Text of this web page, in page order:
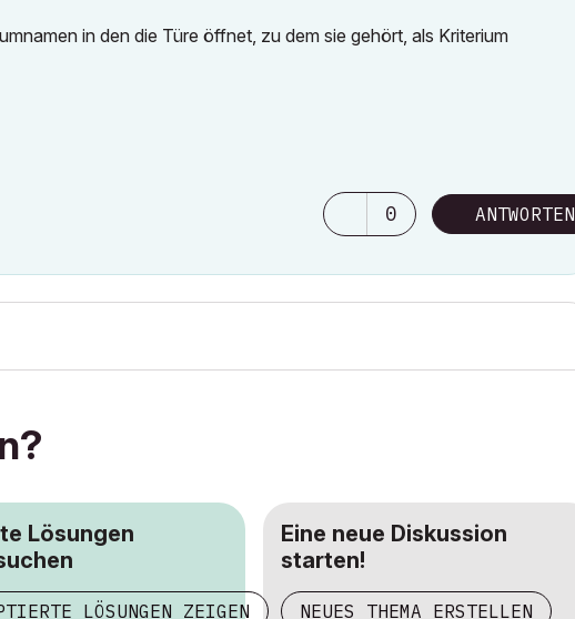
in den die Türe öffnet, zu dem sie gehört, als Kriterium
0 ANTWORTEN
Lösungen
LÖSUNGEN ZEIGEN
Eine neue Diskussion
starten!
NEUES THEMA ERSTELLEN